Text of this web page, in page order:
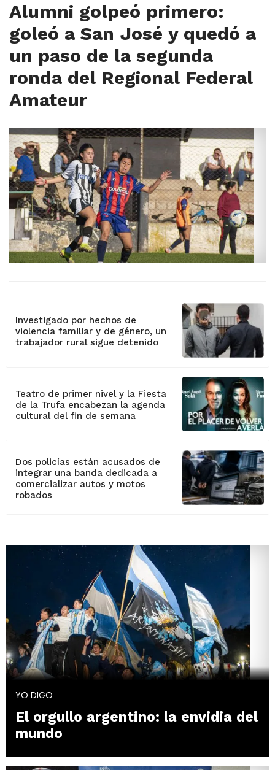
Alumni golpeó primero:
goleó a San José y quedó a
un paso de la segunda
ronda del Regional Federal
Amateur
Investigado por hechos de
violencia familiar y de género, un
trabajador rural sigue detenido
Teatro de primer nivel y la Fiesta
de la Trufa encabezan la agenda
cultural del fin de semana
Dos policías están acusados de
integrar una banda dedicada a
comercializar autos y motos
robados
YO DIGO
El orgullo argentino: la envidia del
mundo